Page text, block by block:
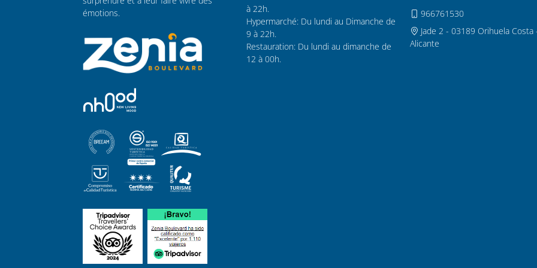
émotions.
à 22h.
Hypermarché: Du lundi au Dimanche de
9 à 22h.
Restauration: Du lundi au dimanche de
12 à 00h.
966761530
Jade 2 - 03189 Orihuela Costa
Alicante